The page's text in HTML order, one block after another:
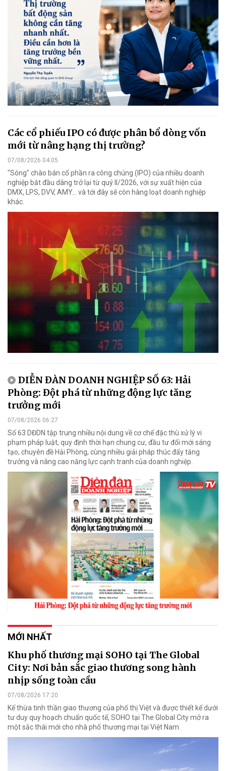
Các cổ phiếu IPO có được phân bổ dòng vốn
mới từ nâng hạng thị trường?
07/08/2026 04:05
"Sóng" chào bán cổ phần ra công chúng (IPO) của nhiều doanh
nghiệp bắt đầu dâng trở lại từ quý II/2026, với sự xuất hiện của
DMX, LPS, DVV, AMY... và tới đây sẽ còn hàng loạt doanh nghiệp
khác.
DIỄN ĐÀN DOANH NGHIỆP SỐ 63: Hải
Phòng: Đột phá từ những động lực tăng
trưởng mới
07/08/2026 06:27
Số 63 DĐDN tập trung nhiều nội dung về cơ chế đặc thù xử lý vi
phạm pháp luật, quy định thời hạn chung cư, đầu tư đổi mới sáng
tạo, chuyên đề Hải Phòng, cùng nhiều giải pháp thúc đẩy tăng
trưởng và nâng cao năng lực cạnh tranh của doanh nghiệp.
MỚI NHẤT
Khu phố thương mại SOHO tại The Global
City: Nơi bản sắc giao thương song hành
nhịp sống toàn cầu
07/08/2026 17:20
Kế thừa tinh thần giao thương của phố thị Việt và được thiết kế dưới
tư duy quy hoạch chuẩn quốc tế, SOHO tại The Global City mở ra
một sắc thái mới cho nhà phố thương mại tại Việt Nam.